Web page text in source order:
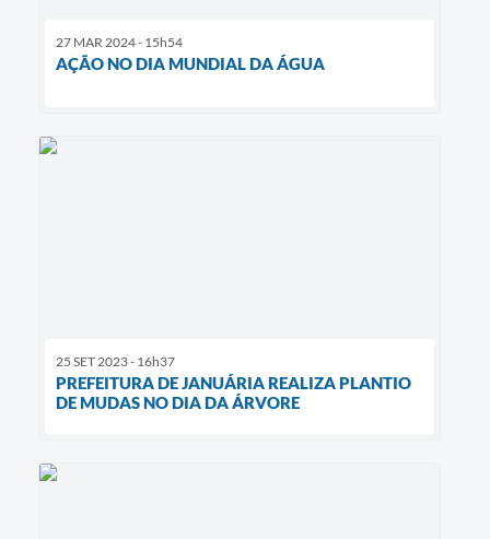
27 MAR 2024 - 15h54
AÇÃO NO DIA MUNDIAL DA ÁGUA
25 SET 2023 - 16h37
PREFEITURA DE JANUÁRIA REALIZA PLANTIO
DE MUDAS NO DIA DA ÁRVORE